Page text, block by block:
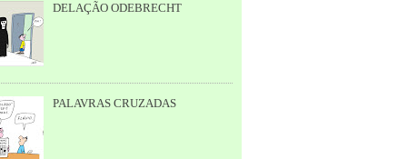
DELAÇÃO ODEBRECHT
PALAVRAS CRUZADAS